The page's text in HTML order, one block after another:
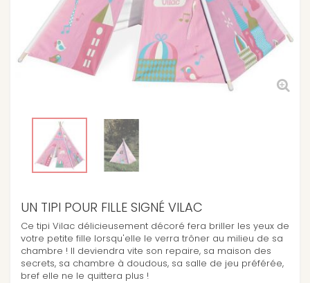
UN TIPI POUR FILLE SIGNÉ VILAC
Ce tipi Vilac délicieusement décoré fera briller les yeux de
votre petite fille lorsqu'elle le verra trôner au milieu de sa
chambre ! Il deviendra vite son repaire, sa maison des
secrets, sa chambre à doudous, sa salle de jeu préférée,
bref elle ne le quittera plus !